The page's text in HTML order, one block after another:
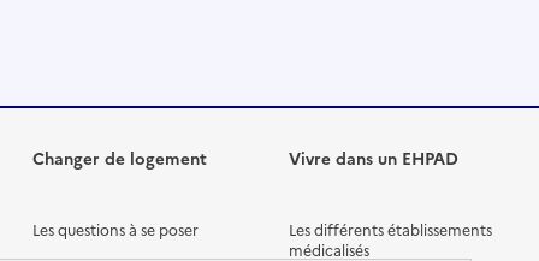
Changer de logement
Les questions à se poser
Vivre dans un EHPAD
Les différents établissements
médicalisés